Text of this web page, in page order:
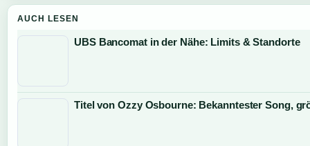
AUCH LESEN
UBS Bancomat in der Nähe: Limits & Standorte
Titel von Ozzy Osbourne: Bekanntester Song,